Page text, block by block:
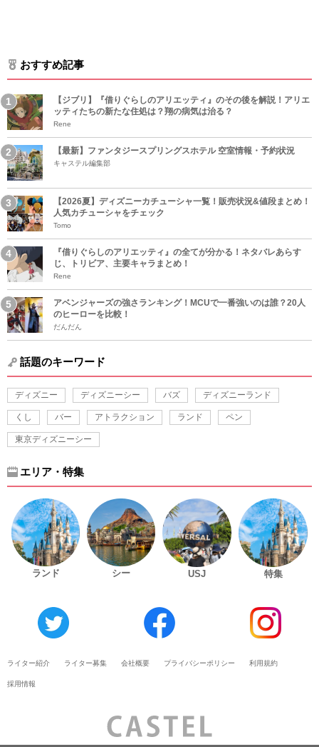
おすすめ記事
【ジブリ】『借りぐらしのアリエッティ』のその後を解説！アリエ
ッティたちの新たな住処は？翔の病気は治る？
Rene
【最新】ファンタジースプリングスホテル 空室情報・予約状況
キャステル編集部
【2026夏】ディズニーカチューシャ一覧！販売状況&値段まとめ！
人気カチューシャをチェック
Tomo
『借りぐらしのアリエッティ』の全てが分かる！ネタバレあらす
じ、トリビア、主要キャラまとめ！
Rene
アベンジャーズの強さランキング！MCUで一番強いのは誰？20人
のヒーローを比較！
だんだん
話題のキーワード
ディズニー ディズニーシー バズ ディズニーランド
くし バー アトラクション ランド ペン
東京ディズニーシー
エリア・特集
ランド シー USJ 特集
ライター紹介 ライター募集 会社概要 プライバシーポリシー 利用規約
採用情報